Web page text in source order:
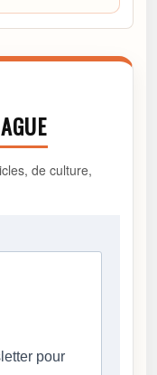
de culture,